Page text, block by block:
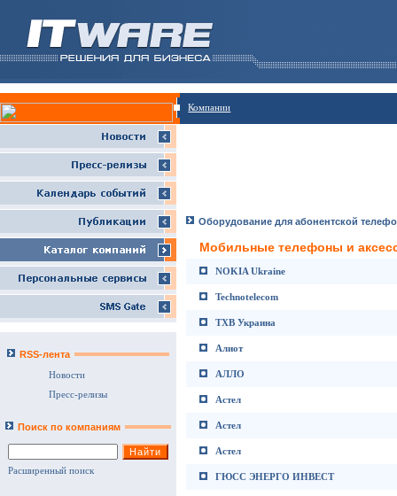
Компании
RSS-лента
Новости
Пресс-релизы
Поиск по компаниям
Расширенный поиск
Оборудование для абонентской
Мобильные телефоны и
NOKIA Ukraine
Technotelecom
TXB Украина
Алиот
АЛЛО
Астел
Астел
Астел
ГЮСС ЭНЕРГО ИНВЕСТ